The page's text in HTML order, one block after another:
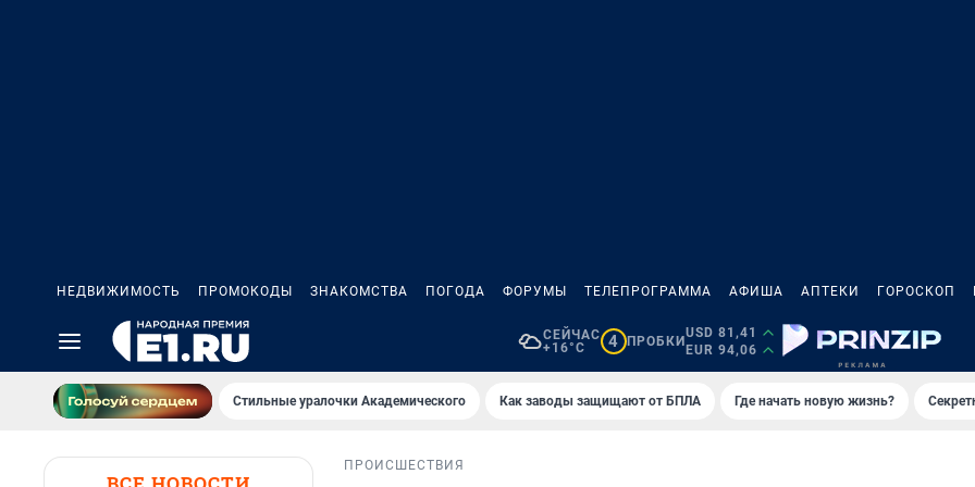
НЕДВИЖИМОСТЬ ПРОМОКОДЫ ЗНАКОМСТВА ПОГОДА ФОРУМЫ ТЕЛЕПРОГРАММА АФИША АПТЕКИ ГОРОСКОП
СЕЙЧАС
+16°C
4 ПРОБКИ
USD 81,41
EUR 94,06
Стильные уралочки Академического Как заводы защищают от БПЛА Где начать новую жизнь?
ПРОИСШЕСТВИЯ